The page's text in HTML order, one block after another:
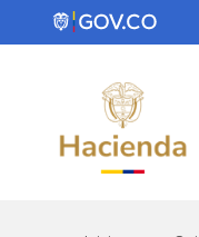
Saltar al contenido